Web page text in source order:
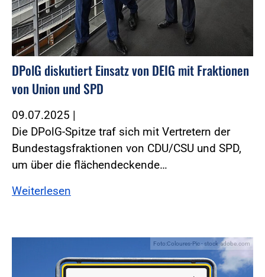
DPolG diskutiert Einsatz von DEIG mit Fraktionen
von Union und SPD
09.07.2025 |
Die DPolG-Spitze traf sich mit Vertretern der
Bundestagsfraktionen von CDU/CSU und SPD,
um über die flächendeckende…
Weiterlesen
Foto:Coloures-Pic - stock.adobe.com